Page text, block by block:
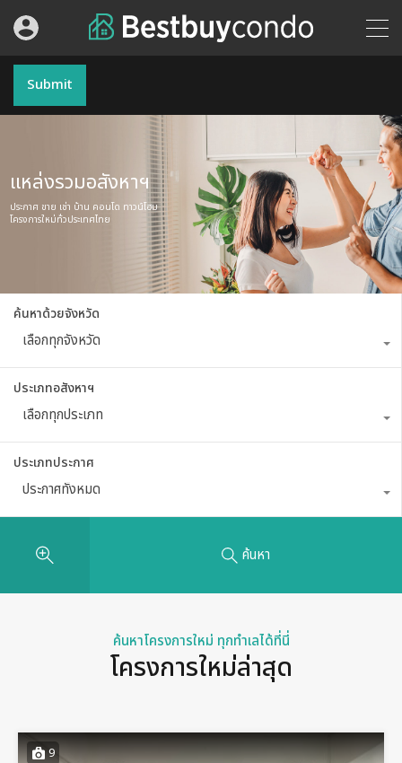
Submit
แหล่งรวมอสังหาฯ
ประกาศ ขาย เช่า บ้าน คอนโด ทาวน์โฮม
โครงการใหม่ทั่วประเทศไทย
ค้นหาด้วยจังหวัด
เลือกทุกจังหวัด
ประเภทอสังหาฯ
เลือกทุกประเภท
ประเภทประกาศ
ประกาศทั้งหมด
ค้นหา
ค้นหาโครงการใหม่ ทุกทำเลได้ที่นี่
โครงการใหม่ล่าสุด
9